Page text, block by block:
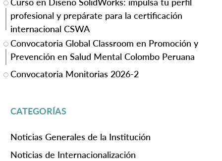
profesional y prepárate para la certificación
internacional CSWA
Convocatoria Global Classroom en Promoción y
Prevención en Salud Mental Colombo Peruana
Convocatoria Monitorias 2026-2
CATEGORÍAS
Noticias Generales de la Institución
Noticias de Internacionalización